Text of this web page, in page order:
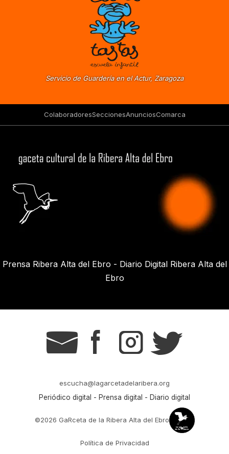
Servicio de Guardería en el Actur, Zaragoza
ColaboradoresSeccionesAnunciosComarca
Prensa Ribera Alta del Ebro - Diario Digital Ribera Alta del
Ebro
g s t r
escucha@lagarcetadelaribera.org
Periódico digital - Prensa digital - Diario digital
©2026 GaRceta de la Ribera Alta del Ebro
Política de Privacidad